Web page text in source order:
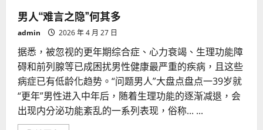
男人“难言之隐”何其多
admin 2026 年 4 月 27 日
据悉，被忽视的更年期综合症、心力衰竭、生理功能障
碍和前列腺等已成困扰男性健康最严重的疾病，且这些
病症已有低龄化趋势。“问题男人”大盘点盘点一39岁就
“更年”男性进入中年后，随着生理功能的逐渐减退，会
出现内分泌功能紊乱的一系列表现，俗称... ...